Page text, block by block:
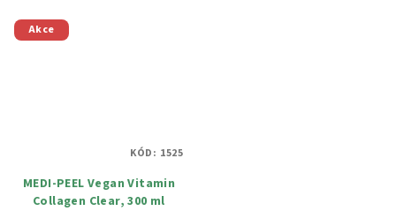
Akce
MEDI-PEEL Vegan Vitamin
Collagen Clear, 300 ml
KÓD: 1525